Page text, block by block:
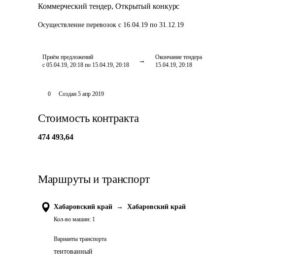
Коммерческий тендер, Открытый конкурс
Осуществление перевозок с 16.04.19 по 31.12.19
Приём предложений
с 05.04.19, 20:18 по 15.04.19, 20:18
Окончание тендера
15.04.19, 20:18
0 Создан 5 апр 2019
Стоимость контракта
474 493,64
Маршруты и транспорт
Хабаровский край → Хабаровский край
Кол-во машин: 1
Варианты транспорта
тентованный